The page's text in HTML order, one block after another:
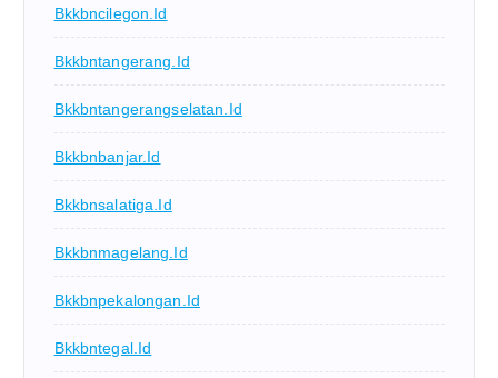
Bkkbncilegon.id
Bkkbntangerang.id
Bkkbntangerangselatan.id
Bkkbnbanjar.id
Bkkbnsalatiga.id
Bkkbnmagelang.id
Bkkbnpekalongan.id
Bkkbntegal.id